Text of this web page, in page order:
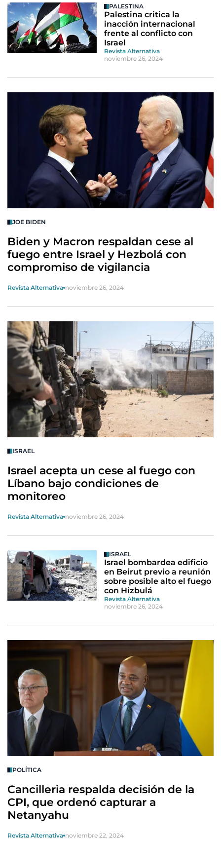
PALESTINA
Palestina critica la
inacción internacional
frente al conflicto con
Israel
Revista Alternativa
noviembre 26, 2024
JOE BIDEN
Biden y Macron respaldan cese al
fuego entre Israel y Hezbolá con
compromiso de vigilancia
Revista Alternativa noviembre 26, 2024
ISRAEL
Israel acepta un cese al fuego con
Líbano bajo condiciones de
monitoreo
Revista Alternativa noviembre 26, 2024
ISRAEL
Israel bombardea edificio
en Beirut previo a reunión
sobre posible alto el fuego
con Hizbulá
Revista Alternativa
noviembre 26, 2024
POLÍTICA
Cancilleria respalda decisión de la
CPI, que ordenó capturar a
Netanyahu
Revista Alternativa noviembre 22, 2024